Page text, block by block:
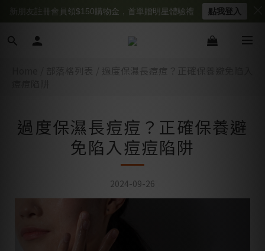
過度保濕長痘痘？正確保養避免陷入
過度保濕長痘痘？正確保養避
免陷入痘痘陷阱
2024-09-26
新朋友註冊會員領$150購物金，首單贈明星體驗禮 點我登入